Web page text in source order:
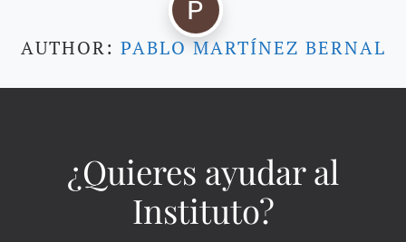
AUTHOR: PABLO MARTÍNEZ BERNAL
¿Quieres ayudar al
Instituto?